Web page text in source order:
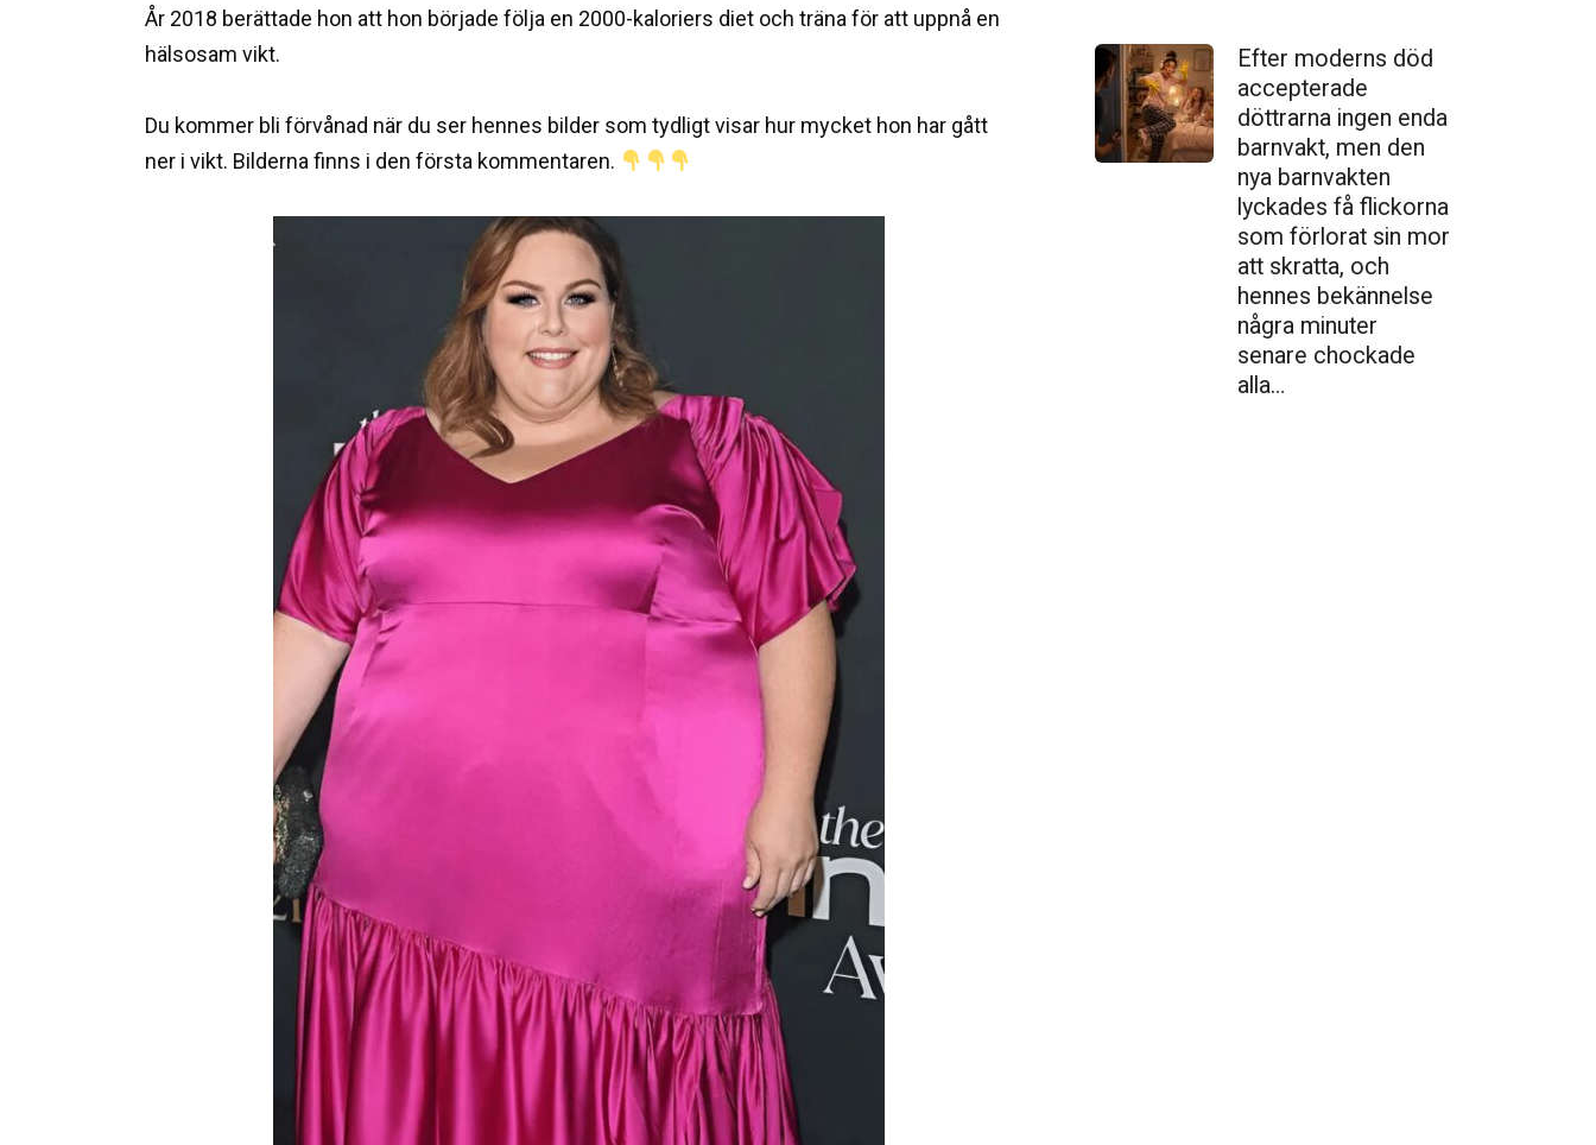
År 2018 berättade hon att hon började följa en 2000-kaloriers diet och träna för att uppnå en
hälsosam vikt.
Du kommer bli förvånad när du ser hennes bilder som tydligt visar hur mycket hon har gått
ner i vikt. Bilderna finns i den första kommentaren.
Efter moderns död
accepterade
döttrarna ingen enda
barnvakt, men den
nya barnvakten
lyckades få flickorna
som förlorat sin mor
att skratta, och
hennes bekännelse
några minuter
senare chockade
alla…